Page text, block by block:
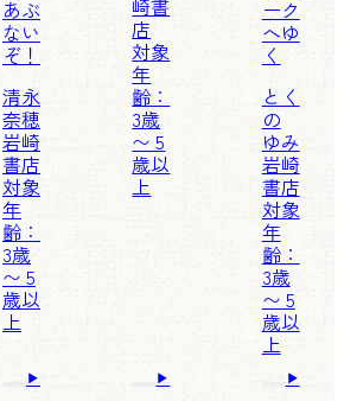
あぶ
ない
ぞ！
清永
奈穂
岩崎
書店
対象
年
齢：
3歳
〜 5
歳以
上
崎書
店
対象
年
齢：
3歳
〜 5
歳以
上
ーク
へゆ
く
とく
の
ゆみ
岩崎
書店
対象
年
齢：
3歳
〜 5
歳以
上